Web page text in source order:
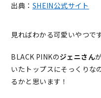
出典： SHEIN公式サイト
見ればわかる可愛いやつです
BLACK PINKのジェニさん
いたトップスにそっくりな
るかと思います！